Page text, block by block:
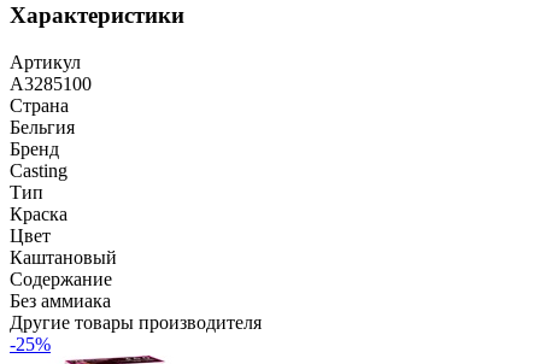
Характеристики
Артикул
A3285100
Страна
Бельгия
Бренд
Casting
Тип
Краска
Цвет
Каштановый
Содержание
Без аммиака
Другие товары производителя
-25%